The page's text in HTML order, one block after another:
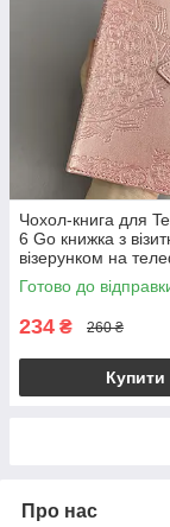
Чохол-книга для
6 Go книжка з
візерунком на
спарк 6 го рожева
Готово до
234 ₴ 260 ₴
Купити
Про нас